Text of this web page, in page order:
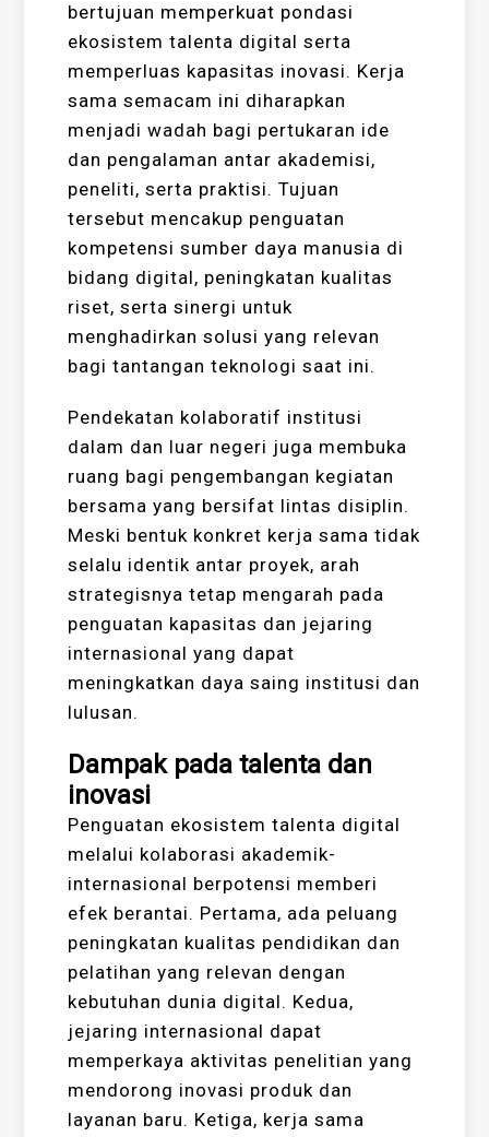
bertujuan memperkuat pondasi
ekosistem talenta digital serta
memperluas kapasitas inovasi. Kerja
sama semacam ini diharapkan
menjadi wadah bagi pertukaran ide
dan pengalaman antar akademisi,
peneliti, serta praktisi. Tujuan
tersebut mencakup penguatan
kompetensi sumber daya manusia di
bidang digital, peningkatan kualitas
riset, serta sinergi untuk
menghadirkan solusi yang relevan
bagi tantangan teknologi saat ini.
Pendekatan kolaboratif institusi
dalam dan luar negeri juga membuka
ruang bagi pengembangan kegiatan
bersama yang bersifat lintas disiplin.
Meski bentuk konkret kerja sama tidak
selalu identik antar proyek, arah
strategisnya tetap mengarah pada
penguatan kapasitas dan jejaring
internasional yang dapat
meningkatkan daya saing institusi dan
lulusan.
Dampak pada talenta dan
inovasi
Penguatan ekosistem talenta digital
melalui kolaborasi akademik-
internasional berpotensi memberi
efek berantai. Pertama, ada peluang
peningkatan kualitas pendidikan dan
pelatihan yang relevan dengan
kebutuhan dunia digital. Kedua,
jejaring internasional dapat
memperkaya aktivitas penelitian yang
mendorong inovasi produk dan
layanan baru. Ketiga, kerja sama